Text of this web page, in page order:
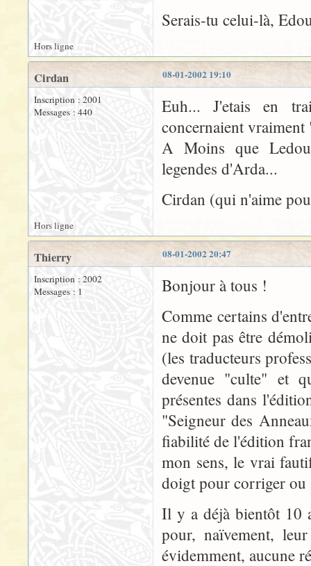
Serais-tu celui-là,
Hors ligne
08-01-2002 19:10
Cirdan
Inscription : 2001
Messages : 440
Euh... J'etais en
concernaient
A Moins que
legendes d'Arda...
Cirdan (qui n'aime
Hors ligne
08-01-2002 20:47
Thierry
Inscription : 2002
Messages : 1
Bonjour à tous !
Comme certains
ne doit pas être
(les traducteurs
devenue "culte" et
présentes dans
"Seigneur des
fiabilité de l'édition
mon sens, le vrai
doigt pour corriger ou
Il y a déjà bientôt 10
pour, naïvement,
évidemment, aucune